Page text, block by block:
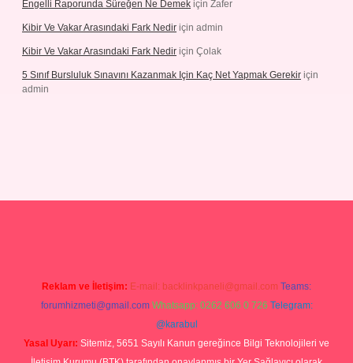
Engelli Raporunda Süreğen Ne Demek için Zafer
Kibir Ve Vakar Arasındaki Fark Nedir için admin
Kibir Ve Vakar Arasındaki Fark Nedir için Çolak
5 Sınıf Bursluluk Sınavını Kazanmak Için Kaç Net Yapmak Gerekir için
admin
Reklam ve İletişim: E-mail: backlinkpaneli@gmail.com Teams:
forumhizmeti@gmail.com Whatsapp: 0262 606 0 726 Telegram:
@karabul
Yasal Uyarı: Sitemiz, 5651 Sayılı Kanun gereğince Bilgi Teknolojileri ve